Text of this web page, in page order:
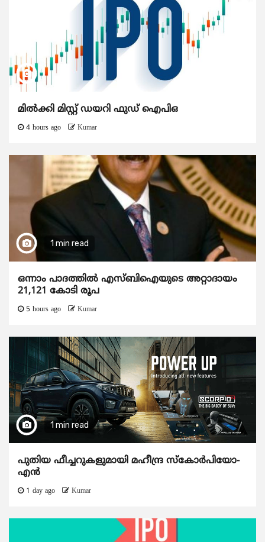
മിൽക്കി മിസ്റ്റ് ഡയറി ഫുഡ് ഐപിഒ
4 hours ago Kumar
1 min read
ഒന്നാം പാദത്തിൽ എസ്ബിഐയുടെ അറ്റാദായം
21,121 കോടി രൂപ
5 hours ago Kumar
1 min read
പുതിയ ഫീച്ചറുകളുമായി മഹീന്ദ്ര സ്കോർപിയോ-
എൻ
1 day ago Kumar